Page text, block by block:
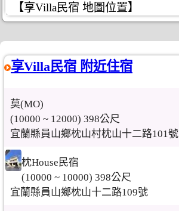
【享Villa民宿 地圖位置】
享Villa民宿 附近住宿
莫(MO)
(10000 ~ 12000) 398公尺
宜蘭縣員山鄉枕山村枕山十二路101號
枕House民宿
(10000 ~ 10000) 398公尺
宜蘭縣員山鄉枕山十二路109號